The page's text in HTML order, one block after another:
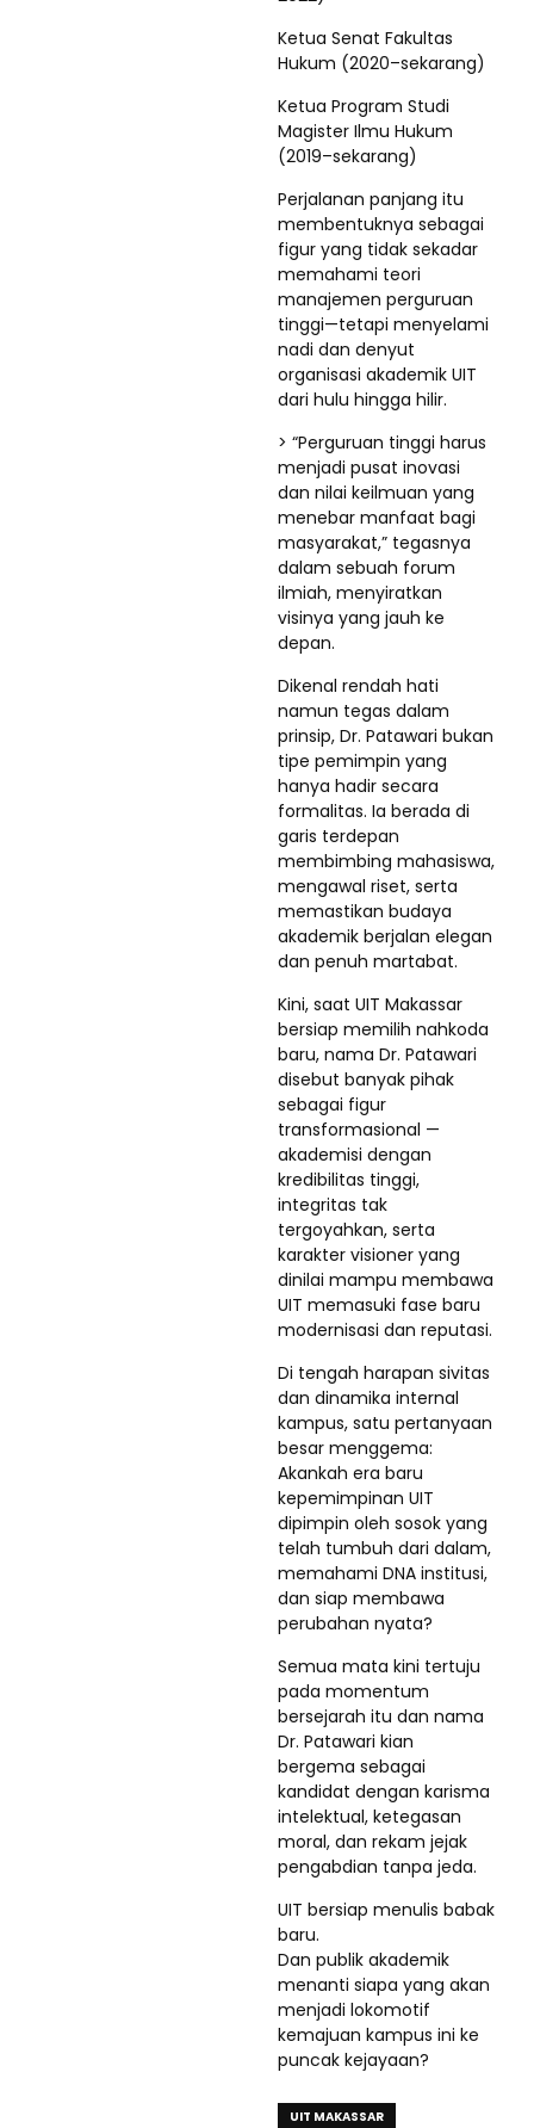
Ketua Senat Fakultas
Hukum (2020–sekarang)
Ketua Program Studi
Magister Ilmu Hukum
(2019–sekarang)
Perjalanan panjang itu
membentuknya sebagai
figur yang tidak sekadar
memahami teori
manajemen perguruan
tinggi—tetapi menyelami
nadi dan denyut
organisasi akademik UIT
dari hulu hingga hilir.
> “Perguruan tinggi harus
menjadi pusat inovasi
dan nilai keilmuan yang
menebar manfaat bagi
masyarakat,” tegasnya
dalam sebuah forum
ilmiah, menyiratkan
visinya yang jauh ke
depan.
Dikenal rendah hati
namun tegas dalam
prinsip, Dr. Patawari bukan
tipe pemimpin yang
hanya hadir secara
formalitas. Ia berada di
garis terdepan
membimbing mahasiswa,
mengawal riset, serta
memastikan budaya
akademik berjalan elegan
dan penuh martabat.
Kini, saat UIT Makassar
bersiap memilih nahkoda
baru, nama Dr. Patawari
disebut banyak pihak
sebagai figur
transformasional —
akademisi dengan
kredibilitas tinggi,
integritas tak
tergoyahkan, serta
karakter visioner yang
dinilai mampu membawa
UIT memasuki fase baru
modernisasi dan reputasi.
Di tengah harapan sivitas
dan dinamika internal
kampus, satu pertanyaan
besar menggema:
Akankah era baru
kepemimpinan UIT
dipimpin oleh sosok yang
telah tumbuh dari dalam,
memahami DNA institusi,
dan siap membawa
perubahan nyata?
Semua mata kini tertuju
pada momentum
bersejarah itu dan nama
Dr. Patawari kian
bergema sebagai
kandidat dengan karisma
intelektual, ketegasan
moral, dan rekam jejak
pengabdian tanpa jeda.
UIT bersiap menulis babak
baru.
Dan publik akademik
menanti siapa yang akan
menjadi lokomotif
kemajuan kampus ini ke
puncak kejayaan?
UIT MAKASSAR